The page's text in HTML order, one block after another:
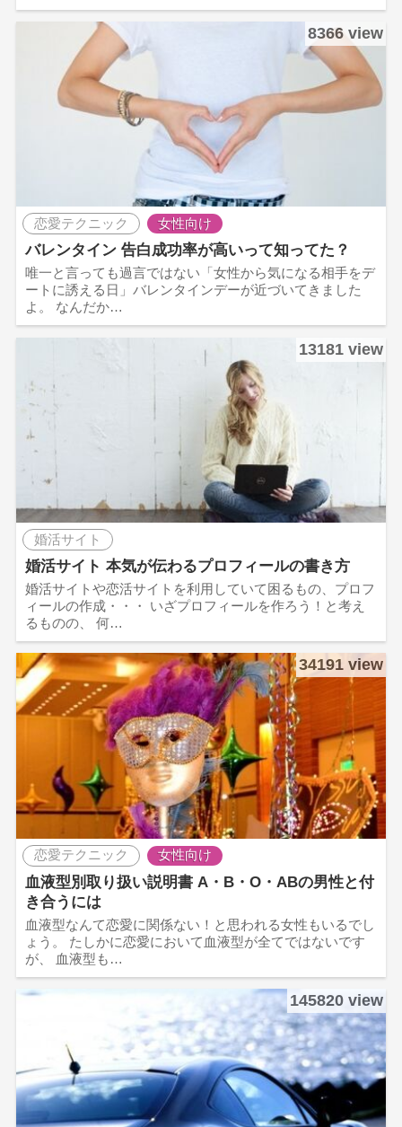
8366 view
恋愛テクニック 女性向け
バレンタイン 告白成功率が高いって知ってた？
唯一と言っても過言ではない「女性から気になる相手をデ
ートに誘える日」バレンタインデーが近づいてきました
よ。 なんだか…
13181 view
婚活サイト
婚活サイト 本気が伝わるプロフィールの書き方
婚活サイトや恋活サイトを利用していて困るもの、プロフ
ィールの作成・・・ いざプロフィールを作ろう！と考え
るものの、 何…
34191 view
恋愛テクニック 女性向け
血液型別取り扱い説明書 A・B・O・ABの男性と付
き合うには
血液型なんて恋愛に関係ない！と思われる女性もいるでし
ょう。 たしかに恋愛において血液型が全てではないです
が、 血液型も…
145820 view